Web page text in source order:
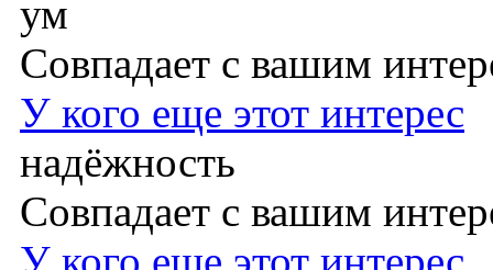
ум
Совпадает с вашим
У кого еще этот интерес
надёжность
Совпадает с вашим